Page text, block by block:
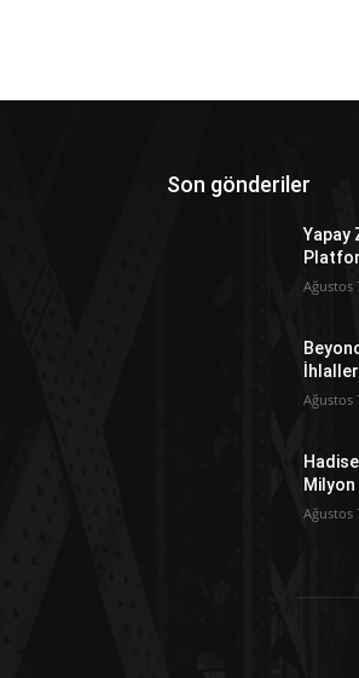
Son gönderiler
Yapay
Ağustos
Ağustos
Milyon
Ağustos